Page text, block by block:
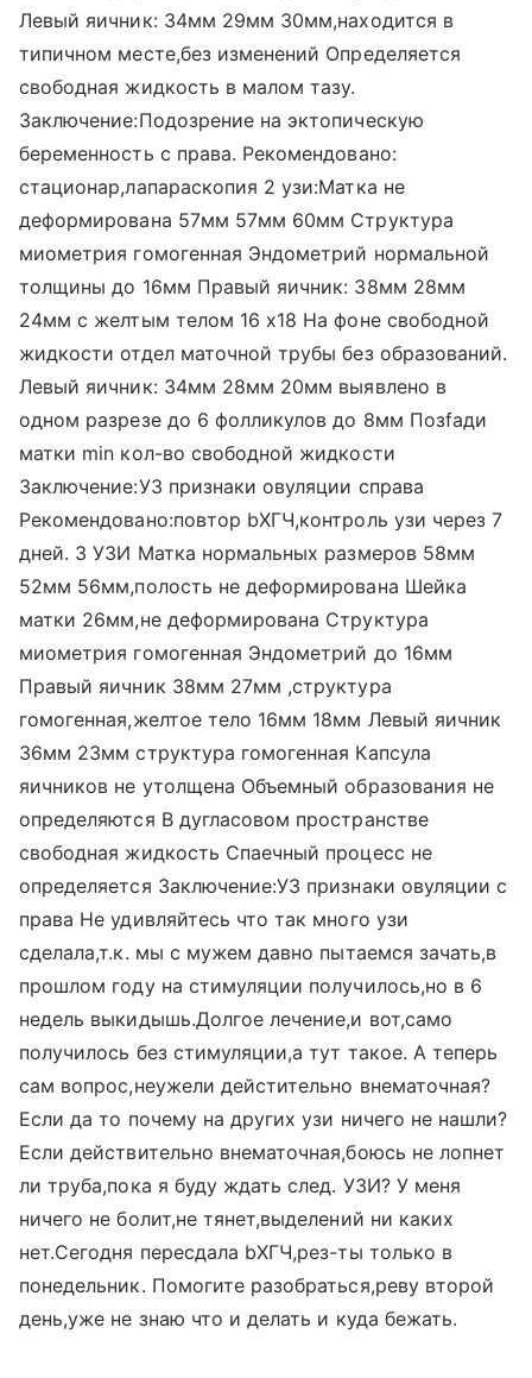
Левый яичник: 34мм 29мм 30мм,находится в
типичном месте,без изменений Определяется
свободная жидкость в малом тазу.
Заключение:Подозрение на эктопическую
беременность с права. Рекомендовано:
стационар,лапараскопия 2 узи:Матка не
деформирована 57мм 57мм 60мм Структура
миометрия гомогенная Эндометрий нормальной
толщины до 16мм Правый яичник: 38мм 28мм
24мм с желтым телом 16 x18 На фоне свободной
жидкости отдел маточной трубы без образований.
Левый яичник: 34мм 28мм 20мм выявлено в
одном разрезе до 6 фолликулов до 8мм Позfади
матки min кол-во свободной жидкости
Заключение:УЗ признаки овуляции справа
Рекомендовано:повтор bХГЧ,контроль узи через 7
дней. 3 УЗИ Матка нормальных размеров 58мм
52мм 56мм,полость не деформирована Шейка
матки 26мм,не деформирована Структура
миометрия гомогенная Эндометрий до 16мм
Правый яичник 38мм 27мм ,структура
гомогенная,желтое тело 16мм 18мм Левый яичник
36мм 23мм структура гомогенная Капсула
яичников не утолщена Объемный образования не
определяются В дугласовом пространстве
свободная жидкость Спаечный процесс не
определяется Заключение:УЗ признаки овуляции с
права Не удивляйтесь что так много узи
сделала,т.к. мы с мужем давно пытаемся зачать,в
прошлом году на стимуляции получилось,но в 6
недель выкидышь.Долгое лечение,и вот,само
получилось без стимуляции,а тут такое. А теперь
сам вопрос,неужели дейстительно внематочная?
Если да то почему на других узи ничего не нашли?
Если действительно внематочная,боюсь не лопнет
ли труба,пока я буду ждать след. УЗИ? У меня
ничего не болит,не тянет,выделений ни каких
нет.Сегодня пересдала bХГЧ,рез-ты только в
понедельник. Помогите разобраться,реву второй
день,уже не знаю что и делать и куда бежать.